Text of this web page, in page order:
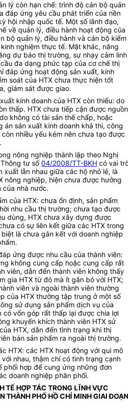
lý còn hạn chế: trình độ cán bộ quản
đáp ứng yêu cầu phát triển của nền
hội nhập quốc tế. Một số lãnh đạo,
về quản lý, điều hành hoạt động của
bộ quản lý, điều hành và cán bộ kiểm
nghiệm thực tế. Mặt khác, năng
dự báo thị trường, sự nhạy cảm linh
đa dạng phức tạp của cơ chế thị
đáp ứng hoạt động sản xuất, kinh
soát của HTX chưa thực hiện tốt
giám sát được giao.
kinh doanh của HTX còn thiếu: do
thấp. HTX chưa tiếp cận được nguồn
không có tài sản thế chấp, hoặc
sản xuất kinh doanh khả thi, công
nhiều yếu kém nên chưa tạo được
nông nghiệp thành lập theo Nghị
tư số04/2008/TT-BKH có vai
xuất lẫn nhau giữa các hộ nhỏ lẻ, là
nông nghiệp, hiện chưa được hưởng
của nhà nước.
của HTX: chưa ổn định, sản phẩm
nhu cầu thị trường; chưa tạo được
dùng, HTX chưa xây dựng được
có sự liên kết giữa các HTX trong
là chưa gắn kết với doanh nghiệp
ứng được nhu cầu của thành viên:
không cung cấp hoặc cung cấp rất
viên, dẫn đến thành viên không thấy
gia HTX từ đó mà ít gắn bó với HTX;
viên và ngoài thành viên thường
của HTX thường tập trung ở một số
sử dụng sản phẩm dịch vụ của
có vốn góp rất thấp lại được chia lợi
khuyến khích thành viên HTX sử
HTX, dẫn đến tình trạng khi thị
bán sản phẩm ra ngoài thị trường.
HTX: các HTX hoạt động với qui mô
nhau, thậm chí có tình trạng cạnh
phối hợp để cung ứng những đơn
doanh nghiệp phân phối.
TẾ HỢP TÁC TRONG LĨNH VỰC
THÀNH PHỐ HỒ CHÍ MINH GIAI ĐOẠN